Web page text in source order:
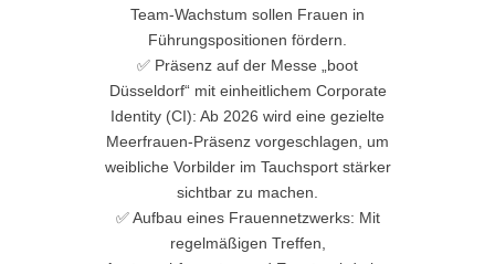
Team-Wachstum sollen Frauen in
Führungspositionen fördern.
✅ Präsenz auf der Messe „boot
Düsseldorf“ mit einheitlichem Corporate
Identity (CI): Ab 2026 wird eine gezielte
Meerfrauen-Präsenz vorgeschlagen, um
weibliche Vorbilder im Tauchsport stärker
sichtbar zu machen.
✅ Aufbau eines Frauennetzwerks: Mit
regelmäßigen Treffen,